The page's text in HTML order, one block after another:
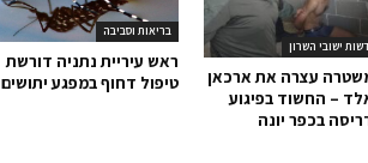
בריאות וסביבה
ראש עיריית נתניה דורשת
טיפול דחוף במפגע יתושים
ישובי השרון
עצרה את ארכאן
– החשוד בפיגוע
בכפר יונה